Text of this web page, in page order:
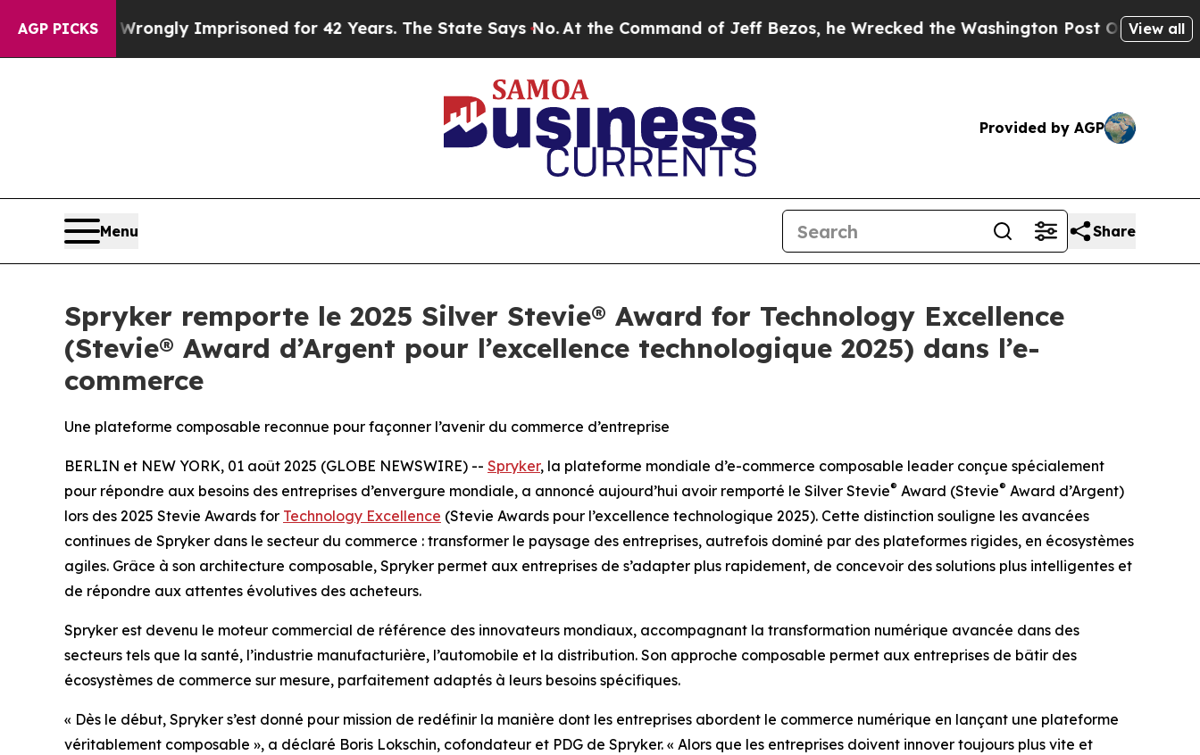
AGP PICKS
Being Wrongly Imprisoned for 42 Years. The State Says No.At the Command of Jeff Bezos, he Wrecked the Washington Post Opinion Section
View all
Provided by AGP
Menu Share
Spryker remporte le 2025 Silver Stevie® Award for Technology Excellence
(Stevie® Award d’Argent pour l’excellence technologique 2025) dans l’e-
commerce
Une plateforme composable reconnue pour façonner l’avenir du commerce d’entreprise
BERLIN et NEW YORK, 01 août 2025 (GLOBE NEWSWIRE) -- Spryker, la plateforme mondiale d’e-commerce composable leader conçue spécialement
pour répondre aux besoins des entreprises d’envergure mondiale, a annoncé aujourd’hui avoir remporté le Silver Stevie® Award (Stevie® Award d’Argent)
lors des 2025 Stevie Awards for Technology Excellence (Stevie Awards pour l’excellence technologique 2025). Cette distinction souligne les avancées
continues de Spryker dans le secteur du commerce : transformer le paysage des entreprises, autrefois dominé par des plateformes rigides, en écosystèmes
agiles. Grâce à son architecture composable, Spryker permet aux entreprises de s’adapter plus rapidement, de concevoir des solutions plus intelligentes et
de répondre aux attentes évolutives des acheteurs.
Spryker est devenu le moteur commercial de référence des innovateurs mondiaux, accompagnant la transformation numérique avancée dans des
secteurs tels que la santé, l’industrie manufacturière, l’automobile et la distribution. Son approche composable permet aux entreprises de bâtir des
écosystèmes de commerce sur mesure, parfaitement adaptés à leurs besoins spécifiques.
« Dès le début, Spryker s’est donné pour mission de redéfinir la manière dont les entreprises abordent le commerce numérique en lançant une plateforme
véritablement composable », a déclaré Boris Lokschin, cofondateur et PDG de Spryker. « Alors que les entreprises doivent innover toujours plus vite et